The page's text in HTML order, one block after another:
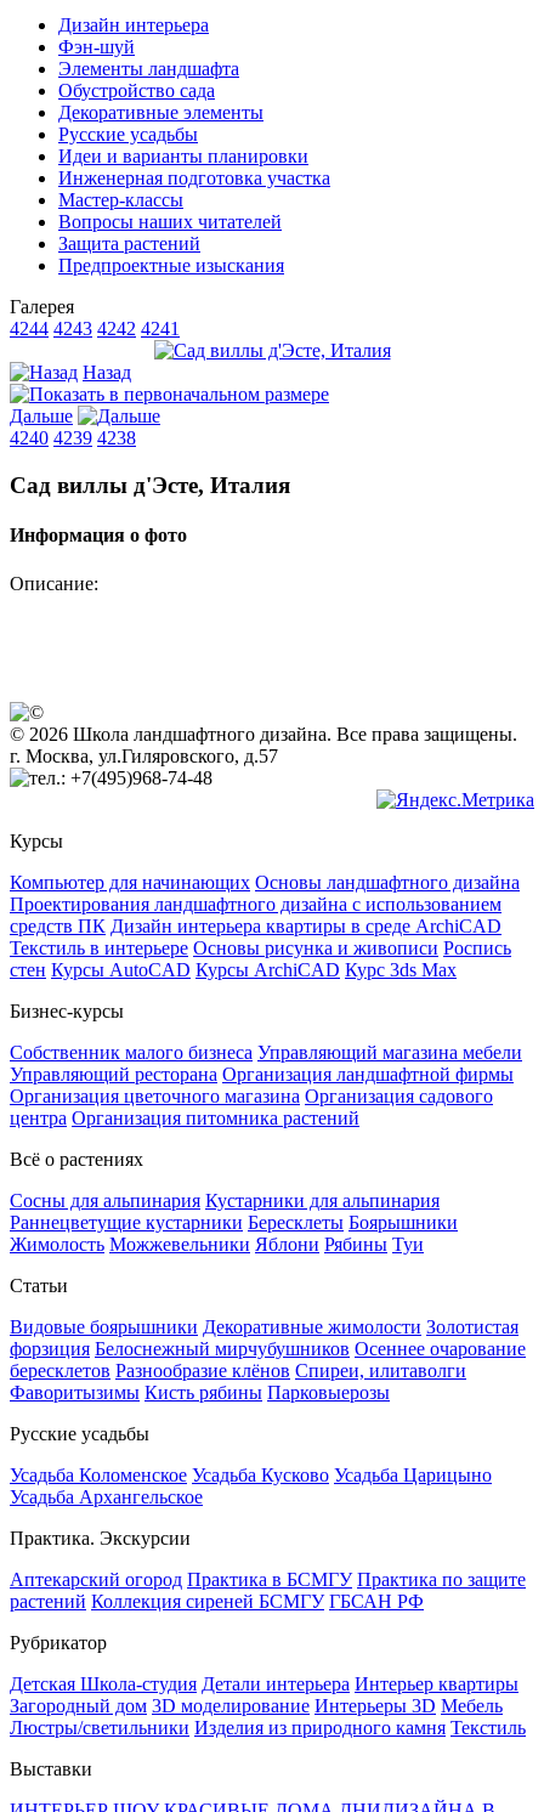
Дизайн интерьера
Фэн-шуй
Элементы ландшафта
Обустройство сада
Декоративные элементы
Русские усадьбы
Идеи и варианты планировки
Инженерная подготовка участка
Мастер-классы
Вопросы наших читателей
Защита растений
Предпроектные изыскания
Галерея
4244 4243 4242 4241
Назад
Дальше
4240 4239 4238
Сад виллы д'Эсте, Италия
Информация о фото
Описание:
© 2026 Школа ландшафтного дизайна. Все права защищены.
г. Москва, ул.Гиляровского, д.57
+7(495)968-74-48
Курсы
Компьютер для начинающих Основы ландшафтного дизайна
Проектирования ландшафтного дизайна с использованием
средств ПК Дизайн интерьера квартиры в среде ArchiCAD
Текстиль в интерьере Основы рисунка и живописи Роспись
стен Курсы AutoCAD Курсы ArchiCAD Курс 3ds Max
Бизнес-курсы
Собственник малого бизнеса Управляющий магазина мебели
Управляющий ресторана Организация ландшафтной фирмы
Организация цветочного магазина Организация садового
центра Организация питомника растений
Всё о растениях
Сосны для альпинария Кустарники для альпинария
Раннецветущие кустарники Бересклеты Боярышники
Жимолость Можжевельники Яблони Рябины Туи
Статьи
Видовые боярышники Декоративные жимолости Золотистая
форзиция Белоснежный мирчубушников Осеннее очарование
бересклетов Разнообразие клёнов Спиреи, илитаволги
Фаворитызимы Кисть рябины Парковыерозы
Русские усадьбы
Усадьба Коломенское Усадьба Кусково Усадьба Царицыно
Усадьба Архангельское
Практика. Экскурсии
Аптекарский огород Практика в БСМГУ Практика по защите
растений Коллекция сиреней БСМГУ ГБСАН РФ
Рубрикатор
Детская Школа-студия Детали интерьера Интерьер квартиры
Загородный дом 3D моделирование Интерьеры 3D Мебель
Люстры/светильники Изделия из природного камня Текстиль
Выставки